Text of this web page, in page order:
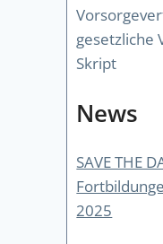
gesetzliche
Skript
News
SAVE THE
2025